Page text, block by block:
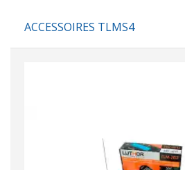
ACCESSOIRES TLMS4